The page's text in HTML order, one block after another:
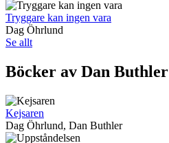
Tryggare kan ingen vara
Dag Öhrlund
Se allt
Böcker av Dan Buthler
Kejsaren
Dag Öhrlund, Dan Buthler